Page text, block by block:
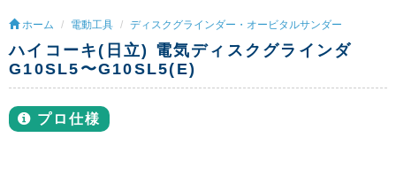
ホーム 電動工具 ディスクグラインダー・オービタルサンダー
ハイコーキ(日立) 電気ディスクグラインダ
G10SL5〜G10SL5(E)
プロ仕様